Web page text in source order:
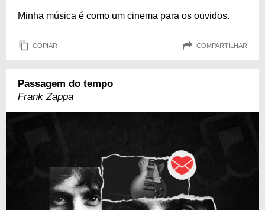
Minha música é como um cinema para os ouvidos.
COPIAR COMPARTILHAR
Passagem do tempo
Frank Zappa